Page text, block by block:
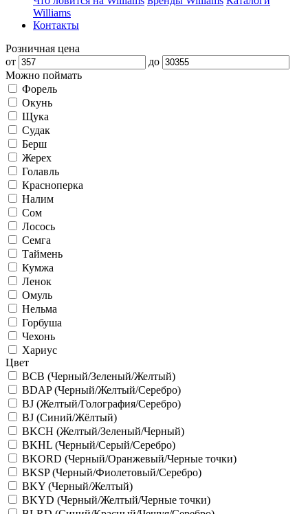
Williams
Контакты
Розничная цена
от
до
Можно поймать
Форель
Окунь
Щука
Судак
Берш
Жерех
Голавль
Красноперка
Налим
Сом
Лосось
Семга
Таймень
Кумжа
Ленок
Омуль
Нельма
Горбуша
Чехонь
Хариус
Цвет
BCB (Черный/Зеленый/Желтый)
BDAP (Черный/Желтый/Серебро)
BJ (Желтый/Голография/Серебро)
BJ (Синий/Жёлтый)
BKCH (Желтый/Зеленый/Черный)
BKHL (Черный/Серый/Серебро)
BKORD (Черный/Оранжевый/Черные точки)
BKSP (Черный/Фиолетовый/Серебро)
BKY (Черный/Желтый)
BKYD (Черный/Желтый/Черные точки)